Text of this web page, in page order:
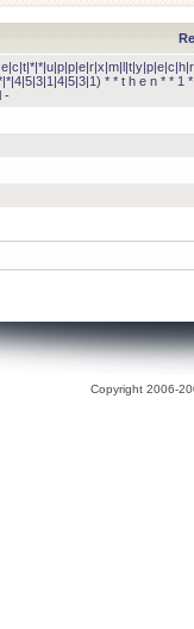
* * t h e n * * 1
-
Copyright 2006-